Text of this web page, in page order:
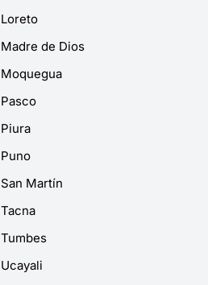
de Dios
Martín